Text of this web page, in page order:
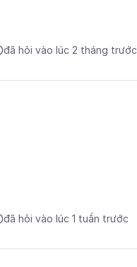
đã hỏi vào lúc 2 tháng trước
đã hỏi vào lúc 1 tuần trước